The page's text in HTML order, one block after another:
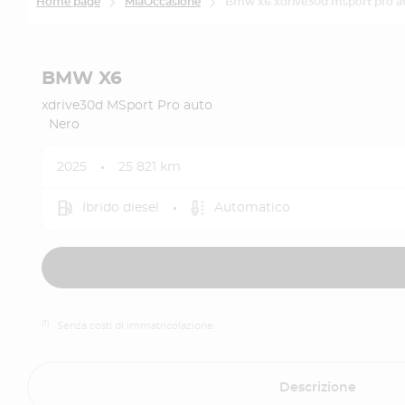
BMW X6
xdrive30d MSport Pro auto
Nero
2025 25 821 km
Ibrido diesel Automatico
Senza costi di immatricolazione.
Descrizione